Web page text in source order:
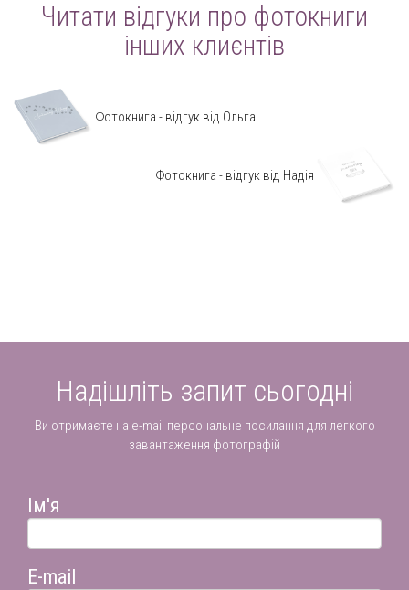
Читати відгуки про фотокниги
інших клиєнтів
Фотокнига - відгук від Ольга
Фотокнига - відгук від Надія
Надішліть запит сьогодні
Ви отримаєте на e-mail персональне посилання для легкого
завантаження фотографій
Ім'я
E-mail